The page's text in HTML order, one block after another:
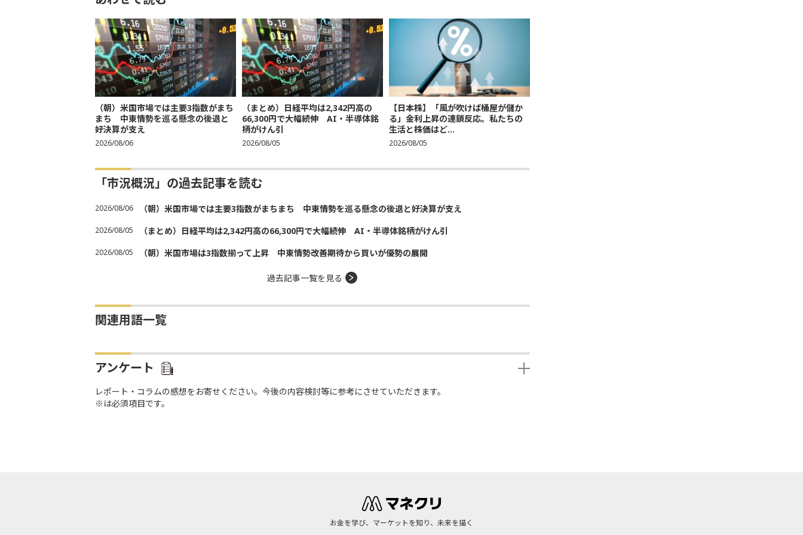
（朝）米国市場では主要3指数がまち
まち 中東情勢を巡る懸念の後退と
好決算が支え
2026/08/06
（まとめ）日経平均は2,342円高の
66,300円で大幅続伸 AI・半導体銘
柄がけん引
2026/08/05
【日本株】「風が吹けば桶屋が儲か
る」金利上昇の連鎖反応。私たちの
生活と株価はど...
2026/08/05
「市況概況」の過去記事を読む
2026/08/06 （朝）米国市場では主要3指数がまちまち 中東情勢を巡る懸念の後退と好決算が支え
2026/08/05 （まとめ）日経平均は2,342円高の66,300円で大幅続伸 AI・半導体銘柄がけん引
2026/08/05 （朝）米国市場は3指数揃って上昇 中東情勢改善期待から買いが優勢の展開
過去記事一覧を見る
関連用語一覧
アンケート
レポート・コラムの感想をお寄せください。今後の内容検討等に参考にさせていただきます。
※は必須項目です。
お金を学び、マーケットを知り、未来を描く